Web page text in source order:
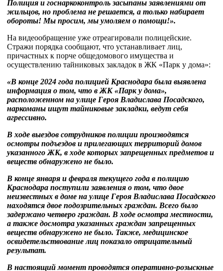
Полиция и госнаркоконтроль засыпаны заявлениями от
жильцов, но проблема не решается, а только набирает
обороты! Мы просим,мы умоляем о помощи!».
На видеообращение уже отреагировали полицейские.
Стражи порядка сообщают, что устанавливает лиц,
причастных к порче общедомового имущества и
осуществлению тайниковых закладок в ЖК «Парк у дома»:
«В конце 2024 года полицией Краснодара была выявлена
информация о том, что в ЖК «Парк у дома»,
расположенном на улице Героя Владислава Посадского,
наркоманы ищут тайниковые закладки, ведут себя
агрессивно.
В ходе выездов сотрудников полиции производятся
осмотры подъездов и прилегающих территорий домов
указанного ЖК, в ходе которых запрещенных предметов и
веществ обнаружено не было.
В конце января и февраля текущего года в полицию
Краснодара поступили заявления о том, что двое
неизвестных в доме на улице Героя Владислава Посадского
находятся двое подозрительных граждан. Всего было
задержано четверо граждан. В ходе осмотра местности,
а также досмотра указанных граждан запрещенных
веществ обнаружено не было. Также, медицинское
освидетельствование лиц показало отрицательный
результат.
В настоящий момент проводятся оперативно-розыскные